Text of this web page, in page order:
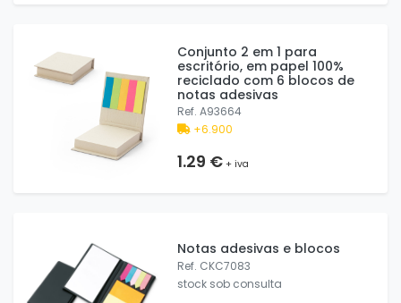
Conjunto 2 em 1 para
escritório, em papel 100%
reciclado com 6 blocos de
notas adesivas
Ref. A93664
+6.900
1.29 €+ iva
Notas adesivas e blocos
Ref. CKC7083
stock sob consulta